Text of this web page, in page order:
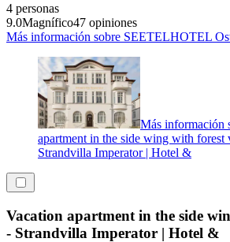
4 personas
9.0Magnífico47 opiniones
Más información sobre SEETELHOTEL
Más información
apartment in the side wing with forest
Strandvilla Imperator | Hotel &
Vacation apartment in the side
- Strandvilla Imperator | Hotel &